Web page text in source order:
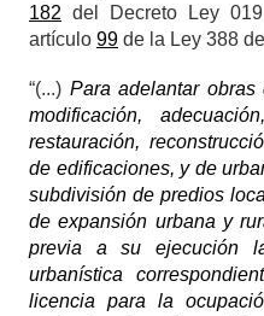
182 del Decreto Ley
artículo 99 de la Ley 388
“(...) Para adelantar obras
modificación,
restauración,
de edificaciones, y de
subdivisión de predios
de expansión urbana y
previa a su ejecución
urbanística
licencia para la